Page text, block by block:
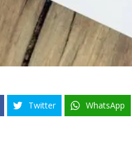
Twitter WhatsApp